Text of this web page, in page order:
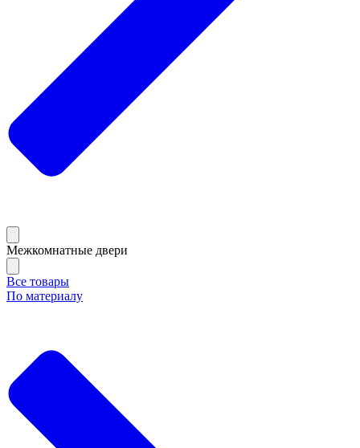
Межкомнатные двери
Все товары
По материалу